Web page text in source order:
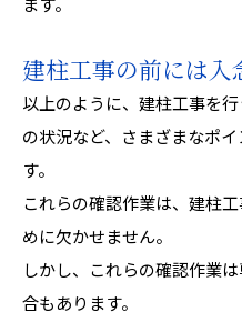
建柱工事の前には入
以上のように、建柱工事を
の状況など、さまざまなポ
す。
これらの確認作業は、建柱
めに欠かせません。
しかし、これらの確認作業
合もあります。